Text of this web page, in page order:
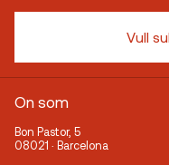
Vull
On som
Bon Pastor, 5
08021 · Barcelona